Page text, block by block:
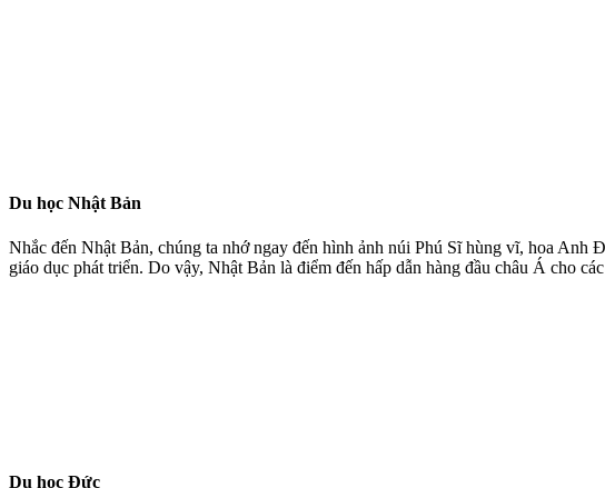
Du học Nhật Bản
Nhắc đến Nhật Bản, chúng ta nhớ ngay đến hình ảnh núi Phú Sĩ hùng vĩ, hoa
giáo dục phát triển. Do vậy, Nhật Bản là điểm đến hấp dẫn hàng đầu châu Á cho
Du học Đức